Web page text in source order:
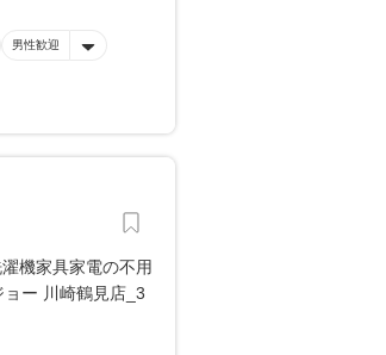
男性歓迎